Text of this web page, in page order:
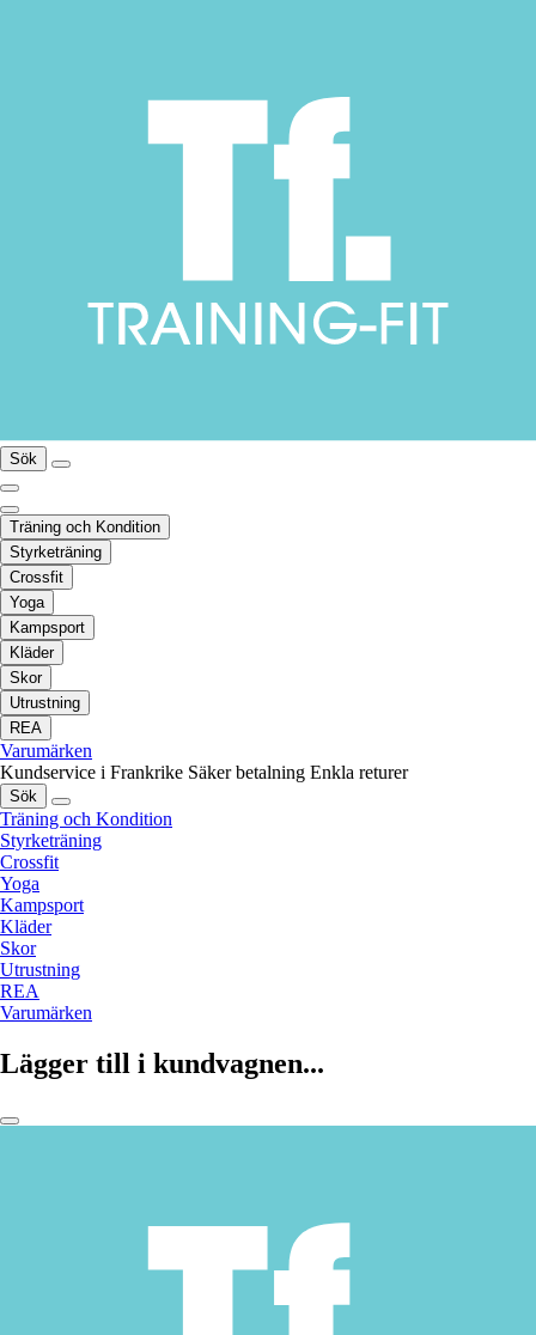
Sök
Träning och Kondition
Styrketräning
Crossfit
Yoga
Kampsport
Kläder
Skor
Utrustning
REA
Varumärken
Kundservice i Frankrike Säker betalning Enkla returer
Sök
Träning och Kondition
Styrketräning
Crossfit
Yoga
Kampsport
Kläder
Skor
Utrustning
REA
Varumärken
Lägger till i kundvagnen...